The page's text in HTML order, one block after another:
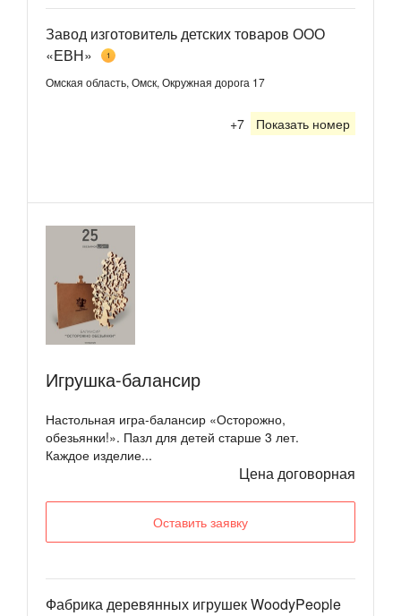
Завод изготовитель детских товаров ООО
«ЕВН»
1
Омская область, Омск, Окружная дорога 17
+7 Показать номер
Игрушка-балансир
Настольная игра-балансир «Осторожно,
обезьянки!». Пазл для детей старше 3 лет.
Каждое изделие...
Цена договорная
Оставить заявку
Фабрика деревянных игрушек WoodyPeople